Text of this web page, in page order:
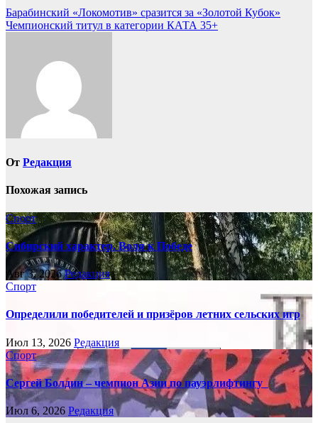
Навигация
по
Барабинский «Локомотив» сразится за «Золотой Кубок»
Чемпионский титул в категории КАТА 35+
От Редакция
Похожая запись
Спорт
Сибирский характер. Воля к Победе
Авг 3, 2026Редакция
Спорт
Определили победителей и призёров летних сельских игр
Июл 13, 2026 Редакция
Спорт
Сергей Болдин – чемпион Азии по пауэрлифтингу
Июл 6, 2026 Редакция